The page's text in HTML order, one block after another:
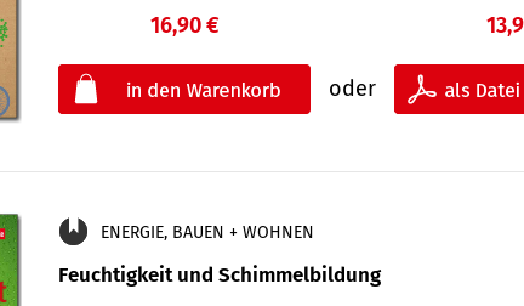
16,90 €
oder
ENERGIE, BAUEN + WOHNEN
Feuchtigkeit und Schimmelbildung